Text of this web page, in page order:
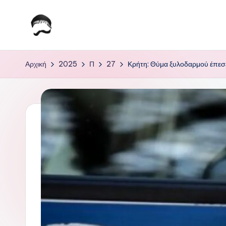
Μετάβαση
Τ
ο
α
Αρχική 2025 Π 27 Κρήτη: Θύμα ξυλοδαρμού